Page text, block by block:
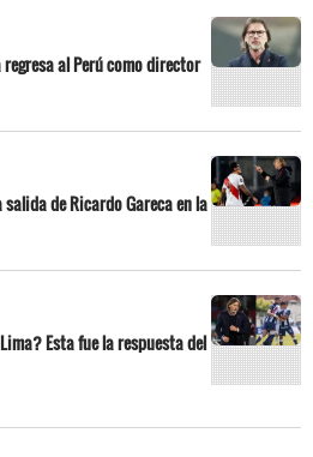
regresa al Perú como director
de Ricardo Gareca en la
Esta fue la respuesta del